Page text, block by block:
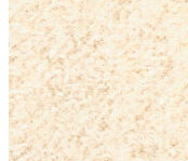
T-shirt
Elbise
Etek
Atlet
Tayt
Tulum
Bluz
Eşofman Altı